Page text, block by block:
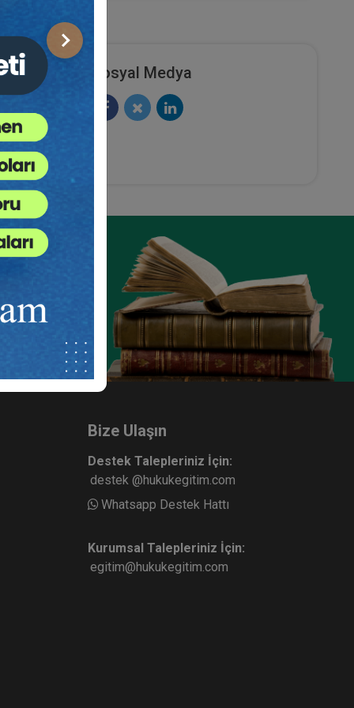
Sonraki
Sosyal Medya
Bize Ulaşın
Destek Talepleriniz İçin:
destek @hukukegitim.com
Whatsapp Destek Hattı
Kurumsal Talepleriniz İçin:
egitim@hukukegitim.com